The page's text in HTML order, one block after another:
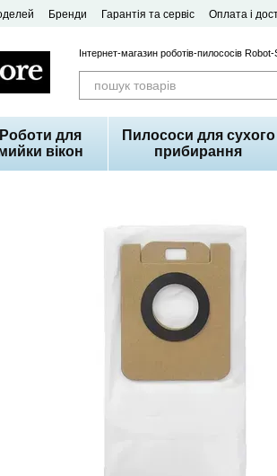
Бренди Гарантія та сервіс Оплата і
Інтернет-магазин роботів-пилососів
Роботи для
вікон
Пилососи для сухого
прибирання